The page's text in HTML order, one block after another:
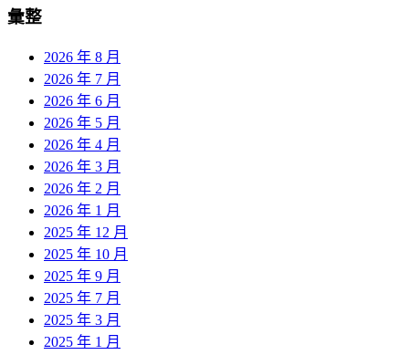
彙整
2026 年 8 月
2026 年 7 月
2026 年 6 月
2026 年 5 月
2026 年 4 月
2026 年 3 月
2026 年 2 月
2026 年 1 月
2025 年 12 月
2025 年 10 月
2025 年 9 月
2025 年 7 月
2025 年 3 月
2025 年 1 月